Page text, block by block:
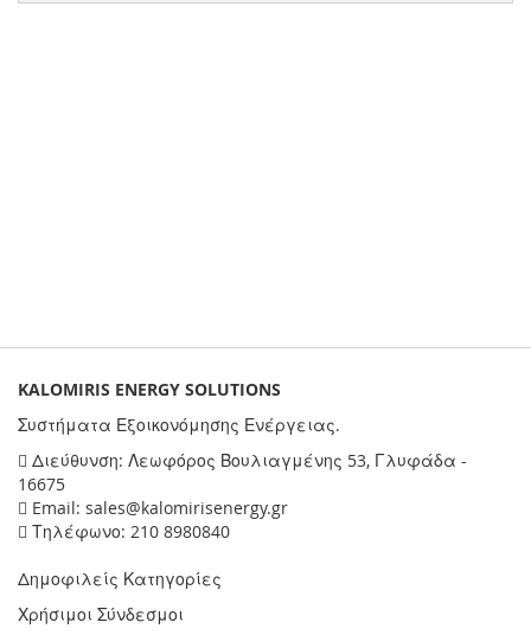
KALOMIRIS ENERGY SOLUTIONS
Συστήματα Εξοικονόμησης Ενέργειας.
Διεύθυνση: Λεωφόρος Βουλιαγμένης 53, Γλυφάδα -
16675
Email: sales@kalomirisenergy.gr
Τηλέφωνο: 210 8980840
Δημοφιλείς Κατηγορίες
Χρήσιμοι Σύνδεσμοι